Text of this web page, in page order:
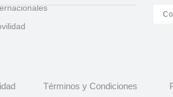
Términos y Condiciones